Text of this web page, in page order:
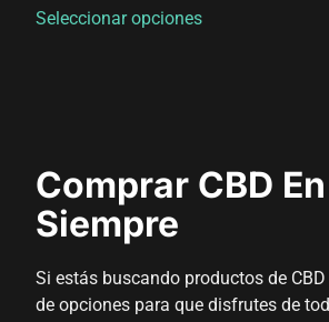
Seleccionar opciones
Comprar CBD
Siempre
Si estás buscando productos de
de opciones para que disfrutes de